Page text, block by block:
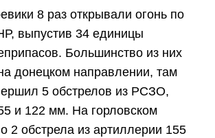
8 раз открывали огонь по
выпустив 34 единицы
Большинство из них
донецком направлении, там
5 обстрелов из РСЗО,
и 122 мм. На горловском
2 обстрела из артиллерии 155